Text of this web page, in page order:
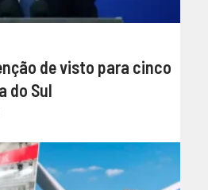
de visto para cinco
do Sul